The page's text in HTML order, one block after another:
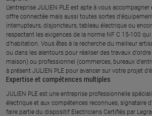
L’entreprise JULIEN PLE est apte à vous
offre connectée mais aussi toutes sortes
interrupteurs, disjoncteurs, tableau électrique ou
respectant les exigences de la norme NF C 15-100
d’habitation. Vous êtes à la recherche du meilleur
ou dans les alentours pour réaliser des travaux
maison) ou professionnel (commerces, bureaux
à présent JULIEN PLE pour avancer sur votre projet
Expertise et compétences multiples​
​JULIEN PLE est une entreprise professionnelle
électrique et aux compétences reconnues, ​signataire
faire partie du dispositif Electriciens Certifiés par